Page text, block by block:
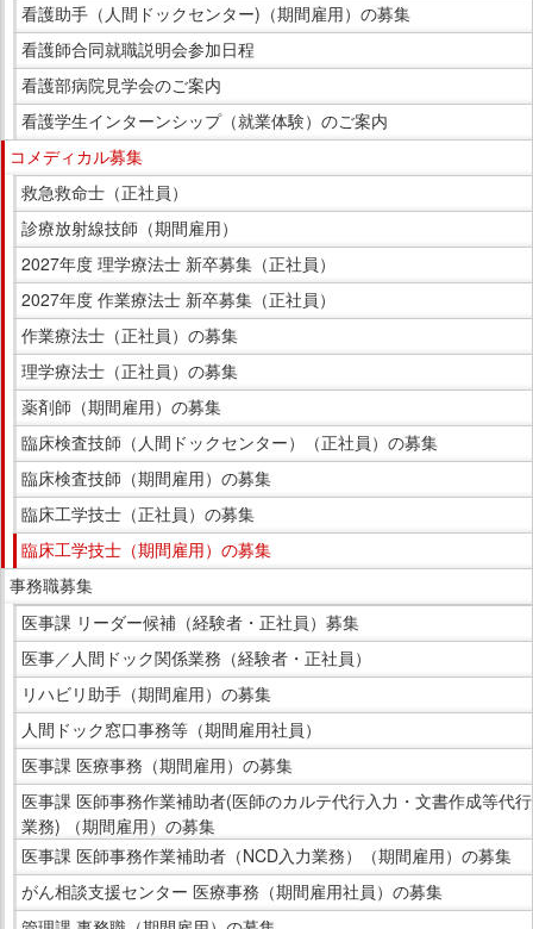
看護助手（人間ドックセンター)（期間雇用）の募集
看護師合同就職説明会参加日程
看護部病院見学会のご案内
看護学生インターンシップ（就業体験）のご案内
コメディカル募集
救急救命士（正社員）
診療放射線技師（期間雇用）
2027年度 理学療法士 新卒募集（正社員）
2027年度 作業療法士 新卒募集（正社員）
作業療法士（正社員）の募集
理学療法士（正社員）の募集
薬剤師（期間雇用）の募集
臨床検査技師（人間ドックセンター）（正社員）の募集
臨床検査技師（期間雇用）の募集
臨床工学技士（正社員）の募集
臨床工学技士（期間雇用）の募集
事務職募集
医事課 リーダー候補（経験者・正社員）募集
医事／人間ドック関係業務（経験者・正社員）
リハビリ助手（期間雇用）の募集
人間ドック窓口事務等（期間雇用社員）
医事課 医療事務（期間雇用）の募集
医事課 医師事務作業補助者(医師のカルテ代行入力・文書作成等代行
業務) （期間雇用）の募集
医事課 医師事務作業補助者（NCD入力業務）（期間雇用）の募集
がん相談支援センター 医療事務（期間雇用社員）の募集